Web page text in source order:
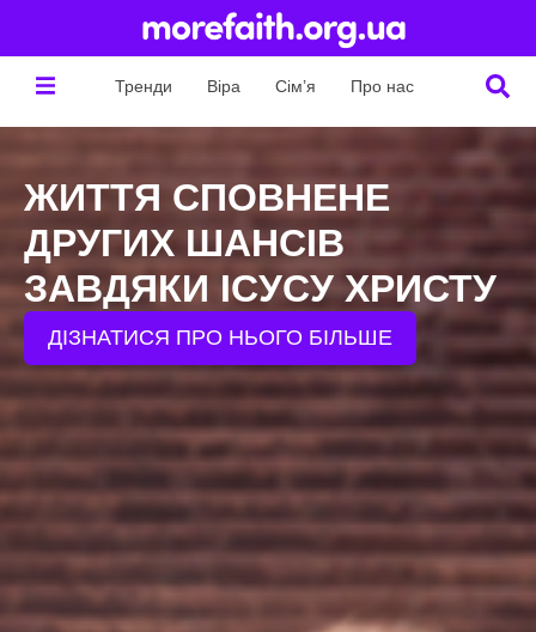
Тренди Віра Сім’я Про нас
ЖИТТЯ СПОВНЕНЕ
ДРУГИХ ШАНСІВ
ЗАВДЯКИ ІСУСУ ХРИСТУ
ДІЗНАТИСЯ ПРО НЬОГО БІЛЬШЕ